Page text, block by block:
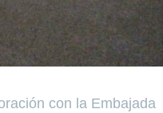
con la Embajada